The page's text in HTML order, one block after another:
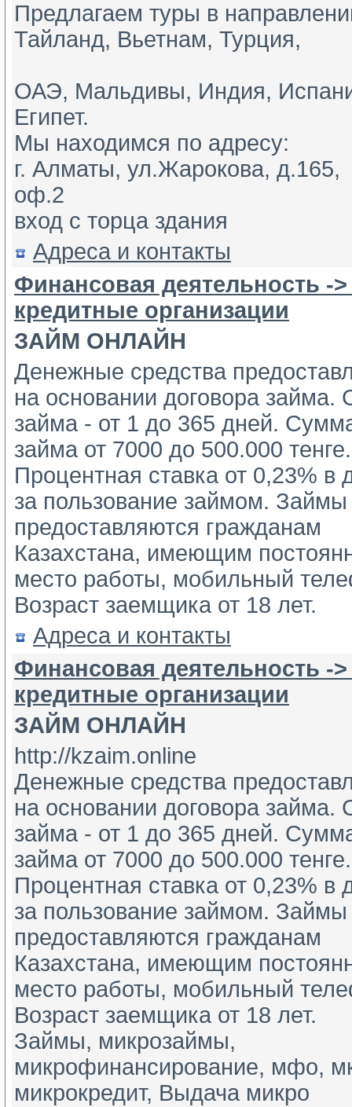
Предлагаем туры в
Тайланд, Вьетнам, Турция,
ОАЭ, Мальдивы, Индия,
Египет.
Мы находимся по адресу:
г. Алматы, ул.Жарокова, д.165,
оф.2
вход с торца здания
Адреса и контакты
Финансовая деятельность -
кредитные организации
ЗАЙМ ОНЛАЙН
Денежные средства
на основании договора займа.
займа - от 1 до 365 дней.
займа от 7000 до 500.000 тенге.
Процентная ставка от 0,23% в
за пользование займом. Займы
предоставляются гражданам
Казахстана, имеющим
место работы, мобильный
Возраст заемщика от 18 лет.
Адреса и контакты
Финансовая деятельность -
кредитные организации
ЗАЙМ ОНЛАЙН
http://kzaim.online
Денежные средства
на основании договора займа.
займа - от 1 до 365 дней.
займа от 7000 до 500.000 тенге.
Процентная ставка от 0,23% в
за пользование займом. Займы
предоставляются гражданам
Казахстана, имеющим
место работы, мобильный
Возраст заемщика от 18 лет.
Займы, микрозаймы,
микрофинансирование, мфо,
микрокредит, Выдача микро